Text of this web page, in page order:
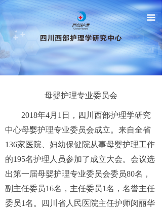
끀
首页
关于我们
资讯中心
下载中心
等级认定
母婴护理专业委员会
2018年4月1日，四川西部护理学研究
中心母婴护理专业委员会成立。来自全省
136家医院、妇幼保健院从事母婴护理工作
的195名护理人员参加了成立大会。会议选
出第一届母婴护理专业委员会委员80名，
副主任委员16名，主任委员1名，名誉主任
委员1名。四川省人民医院主任护师闵丽华